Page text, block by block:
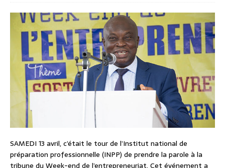
SAMEDI 13 avril, c’était le tour de l’Institut national de
préparation professionnelle (INPP) de prendre la parole à la
tribune du Week-end de l’entrepreneuriat. Cet événement a